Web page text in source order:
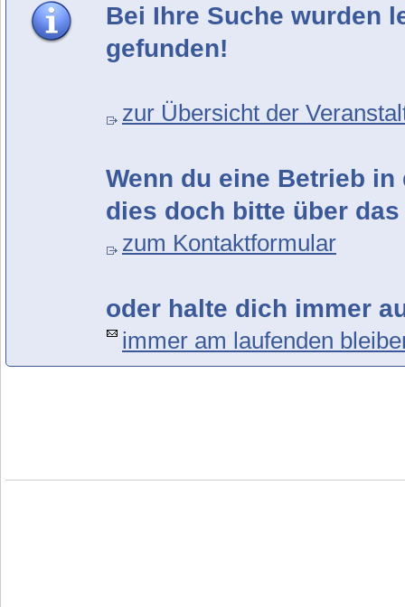
Bei Ihre Suche wurden
gefunden!
zur Übersicht der
Wenn du eine Betrieb
dies doch bitte über
zum Kontaktformular
oder halte dich immer
immer am laufenden